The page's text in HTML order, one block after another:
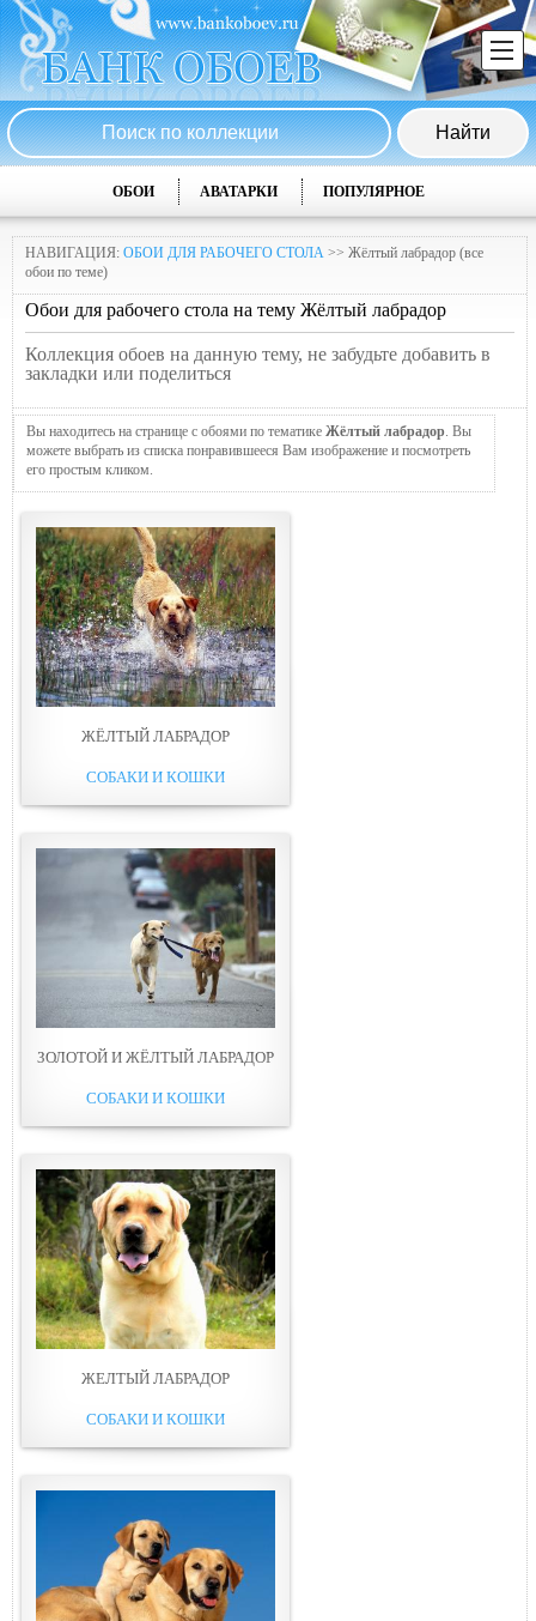
ОБОИ АВАТАРКИ ПОПУЛЯРНОЕ
НАВИГАЦИЯ: ОБОИ ДЛЯ РАБОЧЕГО СТОЛА >> Жёлтый лабрадор (все
обои по теме)
Обои для рабочего стола на тему Жёлтый лабрадор
Коллекция обоев на данную тему, не забудьте добавить в
закладки или поделиться
Вы находитесь на странице с обоями по тематике Жёлтый лабрадор. Вы
можете выбрать из списка понравившееся Вам изображение и посмотреть
его простым кликом.
ЖЁЛТЫЙ ЛАБРАДОР
СОБАКИ И КОШКИ
ЗОЛОТОЙ И ЖЁЛТЫЙ ЛАБРАДОР
СОБАКИ И КОШКИ
ЖЕЛТЫЙ ЛАБРАДОР
СОБАКИ И КОШКИ